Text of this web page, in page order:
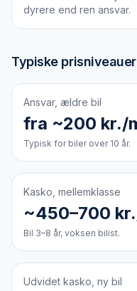
dyrere end ren ansvar.
Typiske prisniveauer
Ansvar, ældre bil
fra ~200 kr./
Typisk for biler over 10 år.
Kasko, mellemklasse
~450–700
Bil 3–8 år, voksen bilist.
Udvidet kasko, ny bil